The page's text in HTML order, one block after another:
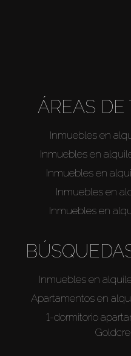
ÁREAS
Inmuebles en
Inmuebles en
Inmuebles en
Inmuebles en
Inmuebles en
Inmuebles en
Apartamentos en
1-dormitorio